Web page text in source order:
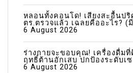
หลอนทั้งคอนโด! เสียงสะอื้นปริ
ตร.ตรวจแล้ว เฉลยคืออะไร? (
6 August 2026
ร่างกายจะขอบคุณ! เครื่องดื่ม
ฤทธิ์ต้านอักเสบ ปกป้องระดับเ
6 August 2026